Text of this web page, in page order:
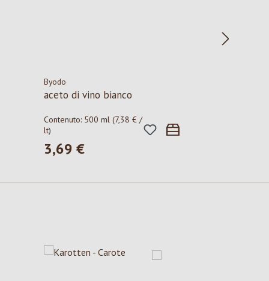
Byodo
aceto di vino bianco
Contenuto: 500 ml (7,38 € /
lt)
Prezzo normale:
3,69 €